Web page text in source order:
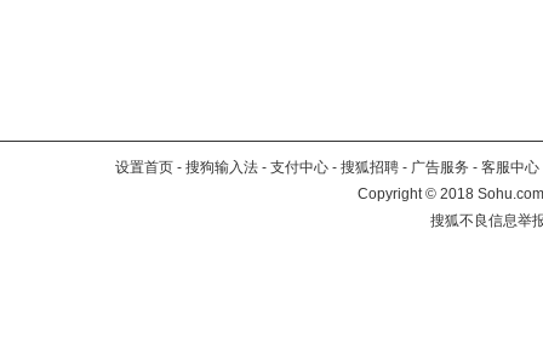
设置首页 - 搜狗输入法 - 支付中心 - 搜狐招聘 - 广告服务 - 客服中心
Copyright©2018
搜狐不良信息举